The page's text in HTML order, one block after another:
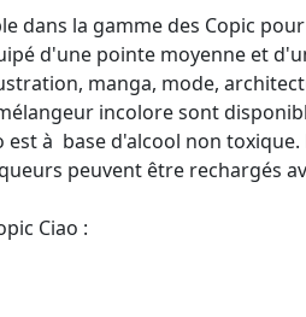
dans la gamme des Copic
d'une pointe moyenne et
manga, mode,
incolore sont
est à base d'alcool non toxique.
peuvent être rechargés
Ciao :